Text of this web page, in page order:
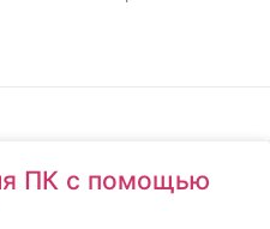
ПК с помощью